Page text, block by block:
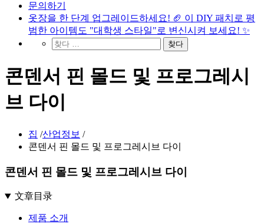
문의하기
옷장을 한 단계 업그레이드하세요! 🏈 이 DIY 패치로 평
범한 아이템도 "대학생 스타일"로 변신시켜 보세요! ✨
콘덴서 핀 몰드 및 프로그레시
브 다이
집 /산업정보 /
콘덴서 핀 몰드 및 프로그레시브 다이
콘덴서 핀 몰드 및 프로그레시브 다이
文章目录
제품 소개